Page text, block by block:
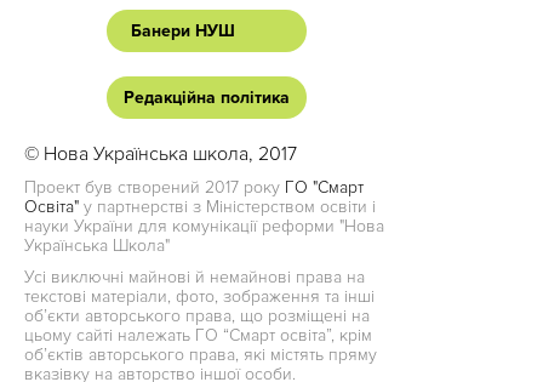
Банери НУШ
Редакційна політика
© Нова Українська школа, 2017
Проект був створений 2017 року ГО "Смарт
Освіта" у партнерстві з Міністерством освіти і
науки України для комунікації реформи "Нова
Українська Школа"
Усі виключні майнові й немайнові права на
текстові матеріали, фото, зображення та інші
об’єкти авторського права, що розміщені на
цьому сайті належать ГО “Смарт освіта”, крім
об’єктів авторського права, які містять пряму
вказівку на авторство іншої особи.